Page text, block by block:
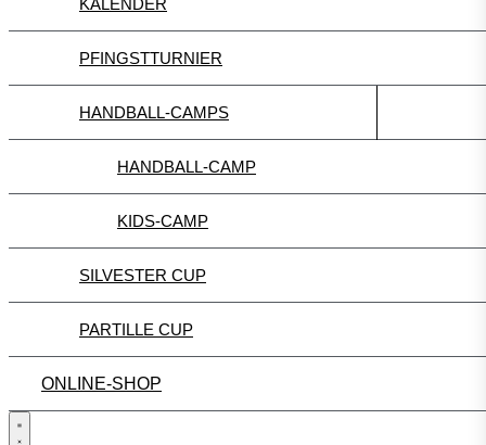
KALENDER
PFINGSTTURNIER
HANDBALL-CAMPS
HANDBALL-CAMP
KIDS-CAMP
SILVESTER CUP
PARTILLE CUP
ONLINE-SHOP